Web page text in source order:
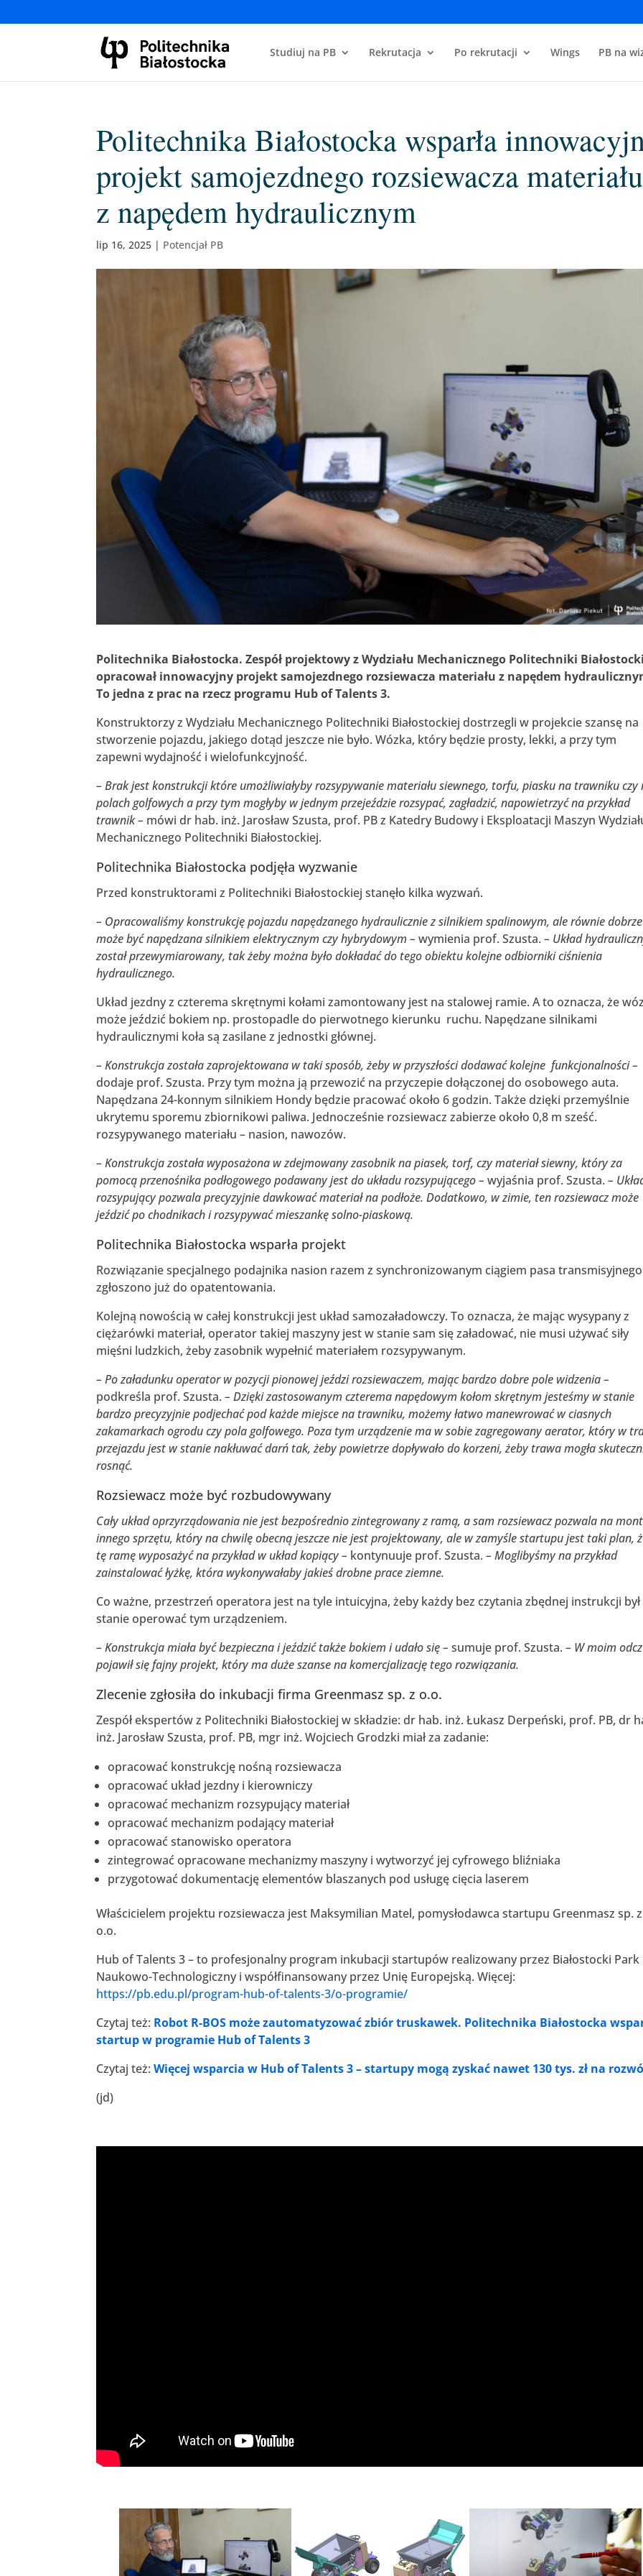
Studiuj na PB Rekrutacja Po rekrutacji Wings PB na
Politechnika Białostocka wsparła
projekt samojezdnego rozsiewacza materiału
z napędem hydraulicznym
lip 16, 2025 | Potencjał PB
Politechnika Białostocka. Zespół projektowy z Wydziału Mechanicznego Politechniki
opracował innowacyjny projekt samojezdnego rozsiewacza materiału z napędem
To jedna z prac na rzecz programu Hub of Talents 3.
Konstruktorzy z Wydziału Mechanicznego Politechniki Białostockiej dostrzegli w projekcie szansę na
stworzenie pojazdu, jakiego dotąd jeszcze nie było. Wózka, który będzie prosty, lekki, a przy tym
zapewni wydajność i wielofunkcyjność.
– Brak jest konstrukcji które umożliwiałyby rozsypywanie materiału siewnego, torfu, piasku na trawniku czy
polach golfowych a przy tym mogłyby w jednym przejeździe rozsypać, zagładzić, napowietrzyć na przykład
trawnik – mówi dr hab. inż. Jarosław Szusta, prof. PB z Katedry Budowy i Eksploatacji Maszyn
Mechanicznego Politechniki Białostockiej.
Politechnika Białostocka podjęła wyzwanie
Przed konstruktorami z Politechniki Białostockiej stanęło kilka wyzwań.
– Opracowaliśmy konstrukcję pojazdu napędzanego hydraulicznie z silnikiem spalinowym, ale równie dobrze
może być napędzana silnikiem elektrycznym czy hybrydowym – wymienia prof. Szusta.– Układ
został przewymiarowany, tak żeby można było dokładać do tego obiektu kolejne odbiorniki ciśnienia
hydraulicznego.
Układ jezdny z czterema skrętnymi kołami zamontowany jest na stalowej ramie. A to oznacza, że
może jeździć bokiem np. prostopadle do pierwotnego kierunku ruchu. Napędzane silnikami
hydraulicznymi koła są zasilane z jednostki głównej.
– Konstrukcja została zaprojektowana w taki sposób, żeby w przyszłości dodawać kolejne funkcjonalności –
dodaje prof. Szusta. Przy tym można ją przewozić na przyczepie dołączonej do osobowego auta.
Napędzana 24-konnym silnikiem Hondy będzie pracować około 6 godzin. Także dzięki przemyślnie
ukrytemu sporemu zbiornikowi paliwa. Jednocześnie rozsiewacz zabierze około 0,8 m sześć.
rozsypywanego materiału – nasion, nawozów.
– Konstrukcja została wyposażona w zdejmowany zasobnik na piasek, torf, czy materiał siewny, który za
pomocą przenośnika podłogowego podawany jest do układu rozsypującego – wyjaśnia prof. Szusta.–
rozsypujący pozwala precyzyjnie dawkować materiał na podłoże. Dodatkowo, w zimie, ten rozsiewacz może
jeździć po chodnikach i rozsypywać mieszankę solno-piaskową.
Politechnika Białostocka wsparła projekt
Rozwiązanie specjalnego podajnika nasion razem z synchronizowanym ciągiem pasa transmisyjnego
zgłoszono już do opatentowania.
Kolejną nowością w całej konstrukcji jest układ samozaładowczy. To oznacza, że mając wysypany z
ciężarówki materiał, operator takiej maszyny jest w stanie sam się załadować, nie musi używać siły
mięśni ludzkich, żeby zasobnik wypełnić materiałem rozsypywanym.
– Po załadunku operator w pozycji pionowej jeździ rozsiewaczem, mając bardzo dobre pole widzenia –
podkreśla prof. Szusta.– Dzięki zastosowanym czterema napędowym kołom skrętnym jesteśmy w stanie
bardzo precyzyjnie podjechać pod każde miejsce na trawniku, możemy łatwo manewrować w ciasnych
zakamarkach ogrodu czy pola golfowego. Poza tym urządzenie ma w sobie zagregowany aerator, który w
przejazdu jest w stanie nakłuwać darń tak, żeby powietrze dopływało do korzeni, żeby trawa mogła
rosnąć.
Rozsiewacz może być rozbudowywany
Cały układ oprzyrządowania nie jest bezpośrednio zintegrowany z ramą, a sam rozsiewacz pozwala na
innego sprzętu, który na chwilę obecną jeszcze nie jest projektowany, ale w zamyśle startupu jest taki plan,
tę ramę wyposażyć na przykład w układ kopiący – kontynuuje prof. Szusta.– Moglibyśmy na przykład
zainstalować łyżkę, która wykonywałaby jakieś drobne prace ziemne.
Co ważne, przestrzeń operatora jest na tyle intuicyjna, żeby każdy bez czytania zbędnej instrukcji był
stanie operować tym urządzeniem.
– Konstrukcja miała być bezpieczna i jeździć także bokiem i udało się – sumuje prof. Szusta.– W moim
pojawił się fajny projekt, który ma duże szanse na komercjalizację tego rozwiązania.
Zlecenie zgłosiła do inkubacji firma Greenmasz sp. z o.o.
Zespół ekspertów z Politechniki Białostockiej w składzie: dr hab. inż. Łukasz Derpeński, prof. PB, dr
inż. Jarosław Szusta, prof. PB, mgr inż. Wojciech Grodzki miał za zadanie:
opracować konstrukcję nośną rozsiewacza
opracować układ jezdny i kierowniczy
opracować mechanizm rozsypujący materiał
opracować mechanizm podający materiał
opracować stanowisko operatora
zintegrować opracowane mechanizmy maszyny i wytworzyć jej cyfrowego bliźniaka
przygotować dokumentację elementów blaszanych pod usługę cięcia laserem
Właścicielem projektu rozsiewacza jest Maksymilian Matel, pomysłodawca startupu Greenmasz sp. z
o.o.
Hub of Talents 3 – to profesjonalny program inkubacji startupów realizowany przez Białostocki Park
Naukowo-Technologiczny i współfinansowany przez Unię Europejską. Więcej:
https://pb.edu.pl/program-hub-of-talents-3/o-programie/
Czytaj też: Robot R-BOS może zautomatyzować zbiór truskawek. Politechnika Białostocka
startup w programie Hub of Talents 3
Czytaj też:Więcej wsparcia w Hub of Talents 3 – startupy mogą zyskać nawet 130 tys. zł na
(jd)